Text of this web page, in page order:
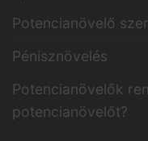
Potencianövelő
Pénisznövelés
Potencianövelők
potencianövelőt?